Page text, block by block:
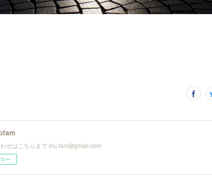
せはこちらまで inu.fam@gmail.com
ー